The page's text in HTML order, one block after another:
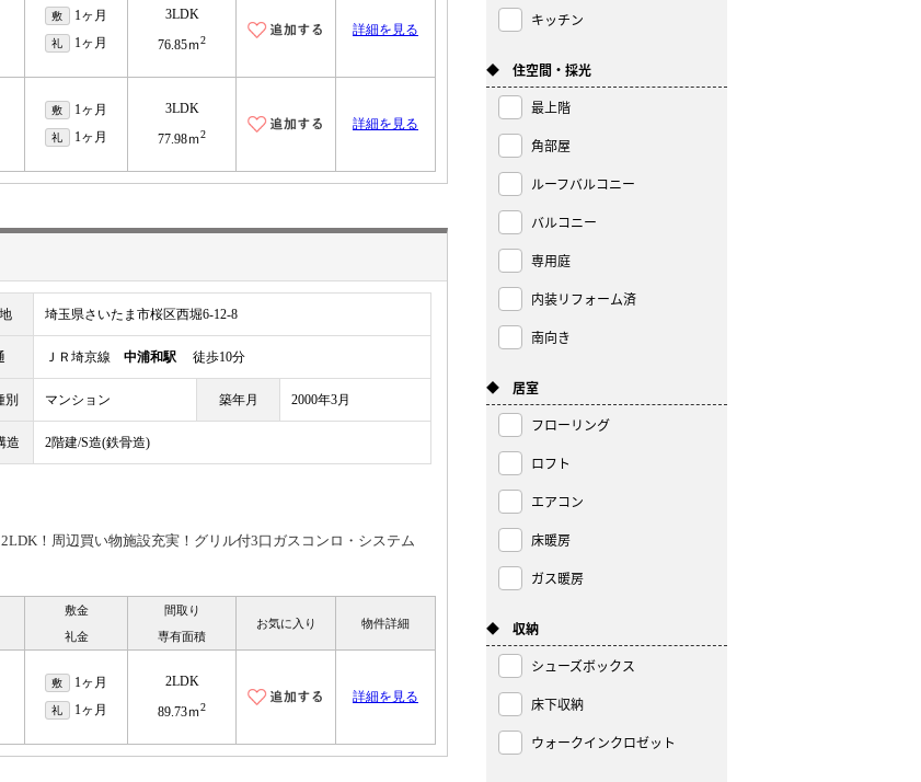
敷 1ヶ月
礼 1ヶ月
3LDK
76.85ｍ2
詳細を見る
敷 1ヶ月
礼 1ヶ月
3LDK
77.98ｍ2
詳細を見る
埼玉県さいたま市桜区西堀6-12-8
ＪＲ埼京線 中浦和駅 徒歩10分
別 マンション 築年月 2000年3月
造 2階建/S造(鉄骨造)
！周辺買い物施設充実！グリル付3口ガスコンロ・システム
敷金
礼金
間取り
専有面積
お気に入り 物件詳細
敷 1ヶ月
礼 1ヶ月
2LDK
89.73ｍ2
詳細を見る
キッチン
◆ 住空間・採光
最上階
角部屋
ルーフバルコニー
バルコニー
専用庭
内装リフォーム済
南向き
◆ 居室
フローリング
ロフト
エアコン
床暖房
ガス暖房
◆ 収納
シューズボックス
床下収納
ウォークインクロゼット